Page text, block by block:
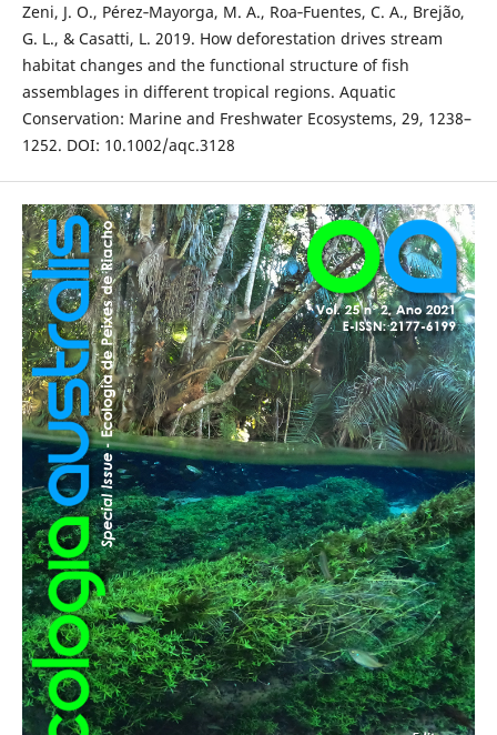
Zeni, J. O., Pérez‐Mayorga, M. A., Roa‐Fuentes, C. A., Brejão,
G. L., & Casatti, L. 2019. How deforestation drives stream
habitat changes and the functional structure of fish
assemblages in different tropical regions. Aquatic
Conservation: Marine and Freshwater Ecosystems, 29, 1238–
1252. DOI: 10.1002/aqc.3128